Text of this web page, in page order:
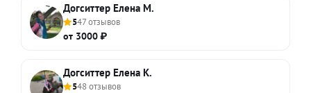
Догситтер Елена М.
547 отзывов
от 3000 ₽
Догситтер Елена К.
548 отзывов